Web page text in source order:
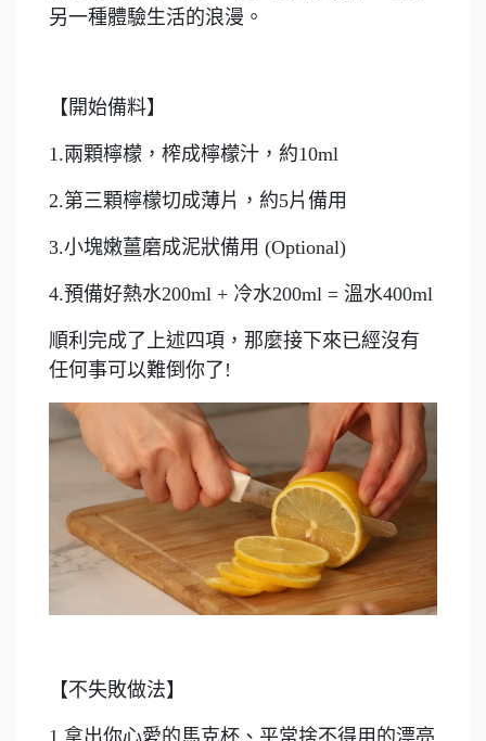
另一種體驗生活的浪漫。
【開始備料】
1.兩顆檸檬，榨成檸檬汁，約10ml
2.第三顆檸檬切成薄片，約5片備用
3.小塊嫩薑磨成泥狀備用 (Optional)
4.預備好熱水200ml + 冷水200ml = 溫水400ml
順利完成了上述四項，那麼接下來已經沒有
任何事可以難倒你了!
【不失敗做法】
1.拿出你心愛的馬克杯、平常捨不得用的漂亮